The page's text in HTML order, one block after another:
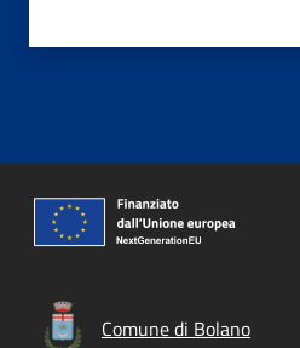
Comune di Bolano